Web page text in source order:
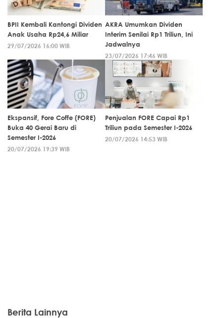
BPII Kembali Kantongi Dividen
Anak Usaha Rp24,6 Miliar
29/07/2026 16:00 WIB
AKRA Umumkan Dividen
Interim Senilai Rp1 Triliun, Ini
Jadwalnya
23/07/2026 17:46 WIB
Ekspansif, Fore Coffe (FORE)
Buka 40 Gerai Baru di
Semester I-2026
20/07/2026 19:39 WIB
Penjualan FORE Capai Rp1
Triliun pada Semester I-2026
20/07/2026 14:53 WIB
Berita Lainnya